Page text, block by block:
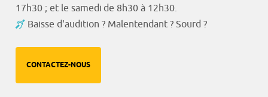
17h30 ; et le samedi de 8h30 à 12h30.
Baisse d'audition ? Malentendant ? Sourd ?
CONTACTEZ-NOUS